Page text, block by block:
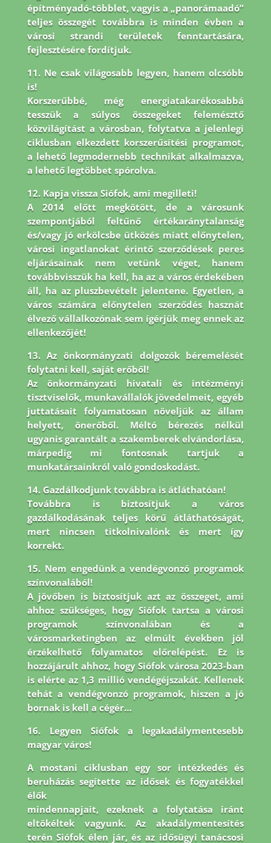
építményadó-többlet, vagyis a „panorámaadó”
teljes összegét továbbra is minden évben a
városi strandi területek fenntartására,
fejlesztésére fordítjuk.
11. Ne csak világosabb legyen, hanem olcsóbb
is!
Korszerűbbé, még energiatakarékosabbá
tesszük a súlyos összegeket felemésztő
közvilágítást a városban, folytatva a jelenlegi
ciklusban elkezdett korszerűsítési programot,
a lehető legmodernebb technikát alkalmazva,
a lehető legtöbbet spórolva.
12. Kapja vissza Siófok, ami megilleti!
A 2014 előtt megkötött, de a városunk
szempontjából feltűnő értékaránytalanság
és/vagy jó erkölcsbe ütközés miatt előnytelen,
városi ingatlanokat érintő szerződések peres
eljárásainak nem vetünk véget, hanem
továbbvisszük ha kell, ha az a város érdekében
áll, ha az pluszbevételt jelentene. Egyetlen, a
város számára előnytelen szerződés hasznát
élvező vállalkozónak sem ígérjük meg ennek az
ellenkezőjét!
13. Az önkormányzati dolgozók béremelését
folytatni kell, saját erőből!
Az önkormányzati hivatali és intézményi
tisztviselők, munkavállalók jövedelmeit, egyéb
juttatásait folyamatosan növeljük az állam
helyett, önerőből. Méltó bérezés nélkül
ugyanis garantált a szakemberek elvándorlása,
márpedig mi fontosnak tartjuk a
munkatársainkról való gondoskodást.
14. Gazdálkodjunk továbbra is átláthatóan!
Továbbra is biztosítjuk a város
gazdálkodásának teljes körű átláthatóságát,
mert nincsen titkolnivalónk és mert így
korrekt.
15. Nem engedünk a vendégvonzó programok
színvonalából!
A jövőben is biztosítjuk azt az összeget, ami
ahhoz szükséges, hogy Siófok tartsa a városi
programok színvonalában és a
városmarketingben az elmúlt években jól
érzékelhető folyamatos előrelépést. Ez is
hozzájárult ahhoz, hogy Siófok városa 2023-ban
is elérte az 1,3 millió vendégéjszakát. Kellenek
tehát a vendégvonzó programok, hiszen a jó
bornak is kell a cégér…
16. Legyen Siófok a legakadálymentesebb
magyar város!
A mostani ciklusban egy sor intézkedés és
beruházás segítette az idősek és fogyatékkel
élők
mindennapjait, ezeknek a folytatása iránt
eltökéltek vagyunk. Az akadálymentesítés
terén Siófok élen jár,és az idősügyi tanácsosi